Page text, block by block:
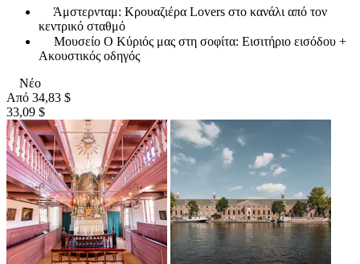
Άμστερνταμ: Κρουαζιέρα Lovers στο κανάλι από τον
κεντρικό σταθμό
Μουσείο Ο Κύριός μας στη σοφίτα: Εισιτήριο εισόδου +
Ακουστικός οδηγός
Νέο
Από 34,83 $
33,09 $